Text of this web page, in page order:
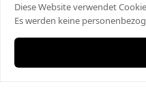
Diese Website verwendet
Es werden keine